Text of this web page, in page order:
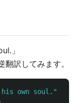
」
訳してみます。
own soul. "